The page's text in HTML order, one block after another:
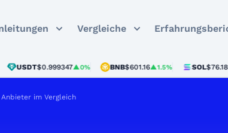
Vergleiche
USDT$0.999347▲0% BNB$601.16▲1.5% SOL$76.18
im Vergleich